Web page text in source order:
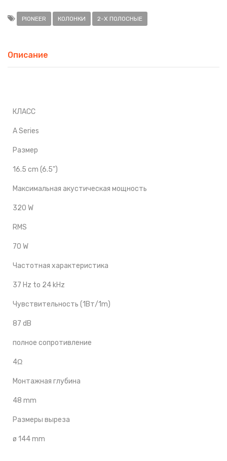
PIONEER КОЛОНКИ 2-Х ПОЛОСНЫЕ
Описание
КЛАСС
A Series
Размер
16.5 cm (6.5")
Максимальная акустическая мощность
320 W
RMS
70 W
Частотная характеристика
37 Hz to 24 kHz
Чувствительность (1Вт/1m)
87 dB
полное сопротивление
4Ω
Монтажная глубина
48 mm
Размеры выреза
ø 144 mm